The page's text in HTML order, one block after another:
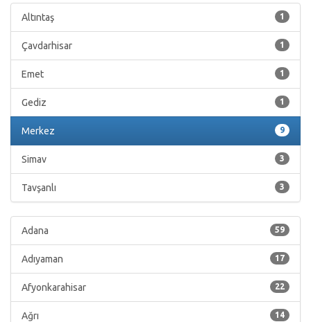
1
Altıntaş
1
Çavdarhisar
1
Emet
1
Gediz
9
Merkez
3
Simav
3
Tavşanlı
59
Adana
17
Adıyaman
22
Afyonkarahisar
14
Ağrı